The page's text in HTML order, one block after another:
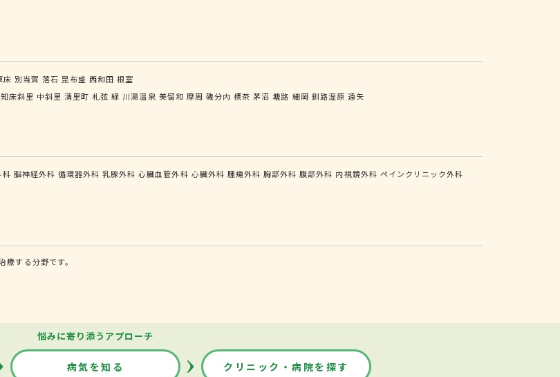
床 別当賀 落石 昆布盛 西和田 根室
知床斜里 中斜里 清里町 札弦 緑 川湯温泉 美留和 摩周 磯分内 標茶 茅沼 塘路 細岡 釧路湿原 遠矢
科 脳神経外科 循環器外科 乳腺外科 心臓血管外科 心臓外科 腫瘍外科 胸部外科 腹部外科 内視鏡外科 ペインクリニック外科
する分野です。
悩みに寄り添うアプローチ
病気を知る クリニック・病院を探す